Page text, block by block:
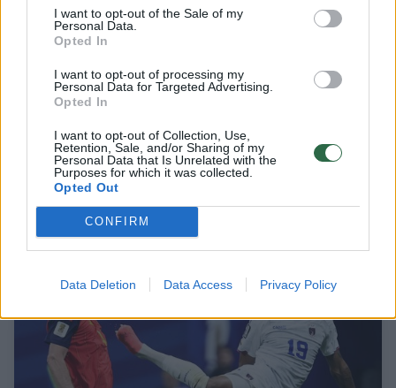
I want to opt-out of the Sale of my
Personal Data.
Opted In
I want to opt-out of processing my
Personal Data for Targeted Advertising.
Opted In
I want to opt-out of Collection, Use,
Retention, Sale, and/or Sharing of my
Personal Data that Is Unrelated with the
Purposes for which it was collected.
Opted Out
CONFIRM
Data Deletion Data Access Privacy Policy
(Ne)gąsdinanti ispanų favoritų etiketė:
Belgija į ketvirtfinalį žengs su slaptu ginklu
Sportas 2026-07-10
35